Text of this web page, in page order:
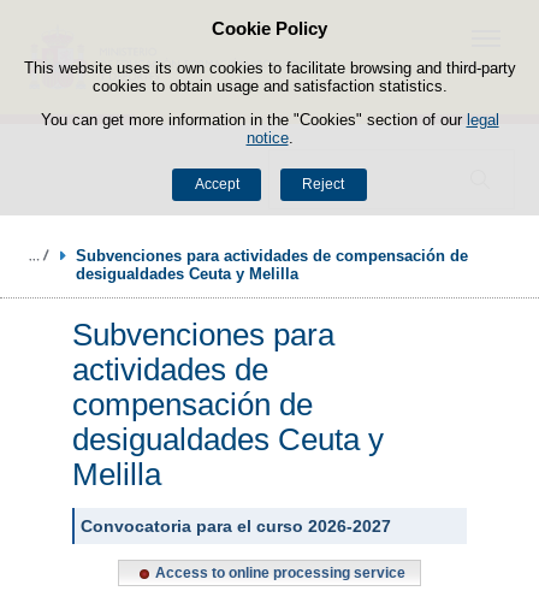
Cookie Policy
This website uses its own cookies to facilitate browsing and third-party
cookies to obtain usage and satisfaction statistics.
You can get more information in the "Cookies" section of our legal
notice.
Accept Reject
Skip to content
Search
Menu
Subvenciones para actividades de compensación de
desigualdades Ceuta y Melilla
Subvenciones para
actividades de
compensación de
desigualdades Ceuta y
Melilla
Convocatoria para el curso 2026-2027
Access to online processing service